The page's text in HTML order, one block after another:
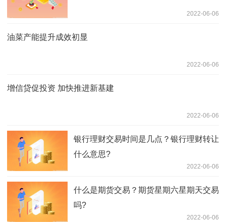
2022-06-06
油菜产能提升成效初显
2022-06-06
增信贷促投资 加快推进新基建
2022-06-06
银行理财交易时间是几点？银行理财转让
什么意思?
2022-06-06
什么是期货交易？期货星期六星期天交易
吗?
2022-06-06